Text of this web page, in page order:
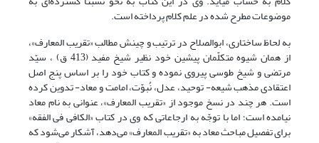
موضوعات مطرح شده در علم کلام پرداخته است.
به لحاظ ساختاری، ابو‌الصلاح در ترتیب و چینش مطالب «تقریب المعارف»،
از همان شیوه متکلّمان پیشین خود نظیر شیخ مفید (413 ق) ، سیّد
مرتضی و شیخ طوسی پیروی نموده و کتاب خود را بر اساس پنج اصل
اعتقادی مذهب شیعه-‌ توحید، عدل، نُبوّت، امامت و معاد- تدوین کرده
است. هر چند در نسخ موجود از «تقریب المعارف»، عنوانی به نام معاد
نیامده است؛ اما با توجّه به ارجاعاتی که وی در کتاب «الکافی فی الفقه»
برای تفصیل مباحث معاد به «تقریب المعارف» می‌دهد، آشکار می‌شود که